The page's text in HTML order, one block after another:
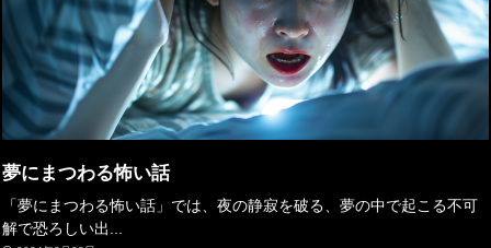
夢にまつわる怖い話
「夢にまつわる怖い話」では、夜の静寂を破る、夢の中で起こる不可
解で恐ろしい出...